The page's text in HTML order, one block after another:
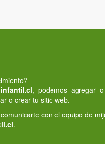
, podemos agregar
o crear tu sitio web.
con el equipo de
.